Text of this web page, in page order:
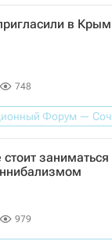
в Крым
748
заниматься
979